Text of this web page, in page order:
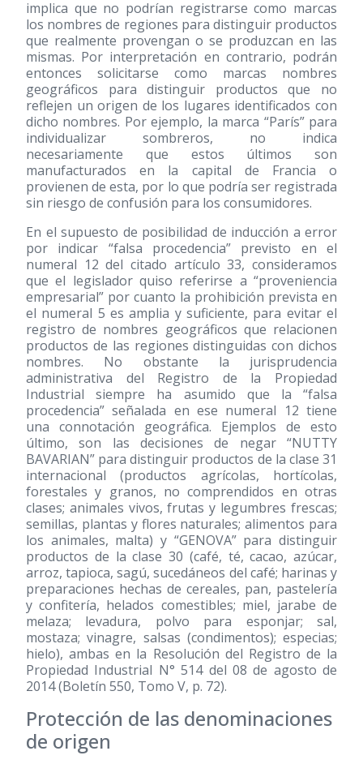
implica que no podrían registrarse como marcas
los nombres de regiones para distinguir productos
que realmente provengan o se produzcan en las
mismas. Por interpretación en contrario, podrán
entonces solicitarse como marcas nombres
geográficos para distinguir productos que no
reflejen un origen de los lugares identificados con
dicho nombres. Por ejemplo, la marca “París” para
individualizar sombreros, no indica
necesariamente que estos últimos son
manufacturados en la capital de Francia o
provienen de esta, por lo que podría ser registrada
sin riesgo de confusión para los consumidores.
En el supuesto de posibilidad de inducción a error
por indicar “falsa procedencia” previsto en el
numeral 12 del citado artículo 33, consideramos
que el legislador quiso referirse a “proveniencia
empresarial” por cuanto la prohibición prevista en
el numeral 5 es amplia y suficiente, para evitar el
registro de nombres geográficos que relacionen
productos de las regiones distinguidas con dichos
nombres. No obstante la jurisprudencia
administrativa del Registro de la Propiedad
Industrial siempre ha asumido que la “falsa
procedencia” señalada en ese numeral 12 tiene
una connotación geográfica. Ejemplos de esto
último, son las decisiones de negar “NUTTY
BAVARIAN” para distinguir productos de la clase 31
internacional (productos agrícolas, hortícolas,
forestales y granos, no comprendidos en otras
clases; animales vivos, frutas y legumbres frescas;
semillas, plantas y flores naturales; alimentos para
los animales, malta) y “GENOVA” para distinguir
productos de la clase 30 (café, té, cacao, azúcar,
arroz, tapioca, sagú, sucedáneos del café; harinas y
preparaciones hechas de cereales, pan, pastelería
y confitería, helados comestibles; miel, jarabe de
melaza; levadura, polvo para esponjar; sal,
mostaza; vinagre, salsas (condimentos); especias;
hielo), ambas en la Resolución del Registro de la
Propiedad Industrial N° 514 del 08 de agosto de
2014 (Boletín 550, Tomo V, p. 72).
Protección de las denominaciones
de origen